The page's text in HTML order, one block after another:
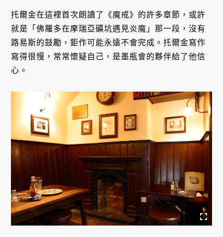
托爾金在這裡首次朗讀了《魔戒》的許多章節，或許
就是「佛羅多在摩瑞亞礦坑遇見炎魔」那一段，沒有
路易斯的鼓勵，鉅作可能永遠不會完成。托爾金寫作
寫得很慢，常常懷疑自己，是墨瓶會的夥伴給了他信
心。